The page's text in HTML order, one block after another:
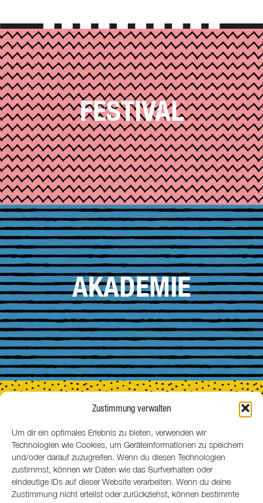
Zustimmung verwalten
Um dir ein optimales Erlebnis zu bieten, verwenden wir
Technologien wie Cookies, um Geräteinformationen zu speichern
und/oder darauf zuzugreifen. Wenn du diesen Technologien
zustimmst, können wir Daten wie das Surfverhalten oder
eindeutige IDs auf dieser Website verarbeiten. Wenn du deine
Zustimmung nicht erteilst oder zurückziehst, können bestimmte
FESTIVAL
AKADEMIE
MENSCHEN